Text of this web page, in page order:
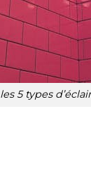
les 5 types